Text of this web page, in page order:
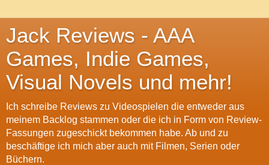
Jack Reviews - AAA
Games, Indie Games,
Visual Novels und mehr!
Ich schreibe Reviews zu Videospielen die entweder aus
meinem Backlog stammen oder die ich in Form von Review-
Fassungen zugeschickt bekommen habe. Ab und zu
beschäftige ich mich aber auch mit Filmen, Serien oder
Büchern.